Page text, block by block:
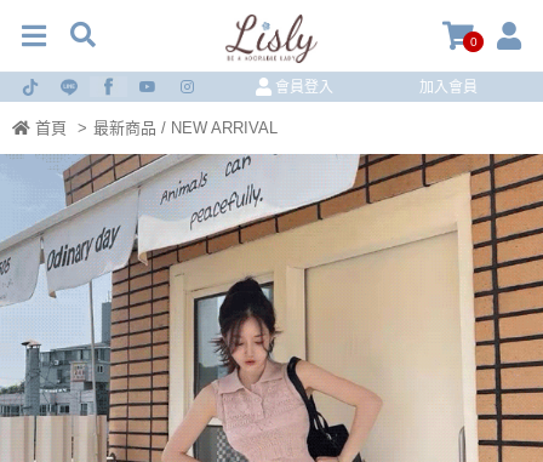
0
會員登入 加入會員
首頁 > 最新商品 / NEW ARRIVAL